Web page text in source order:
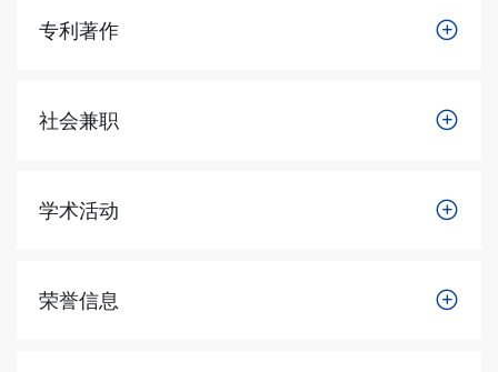
专利著作
社会兼职
学术活动
荣誉信息